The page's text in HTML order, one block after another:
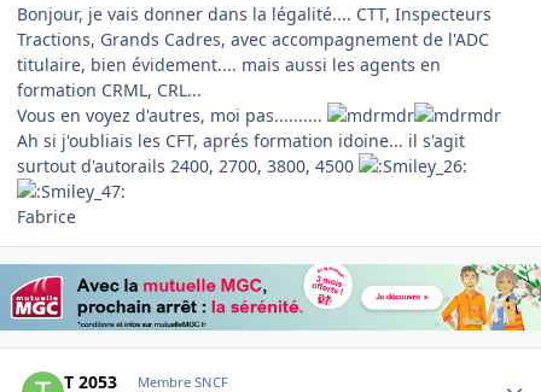
Bonjour, je vais donner dans la légalité.... CTT, Inspecteurs
Tractions, Grands Cadres, avec accompagnement de l'ADC
titulaire, bien évidement.... mais aussi les agents en
formation CRML, CRL...
Vous en voyez d'autres, moi pas..........
Ah si j'oubliais les CFT, aprés formation idoine... il s'agit
surtout d'autorails 2400, 2700, 3800, 4500
Fabrice
T 2053 Membre SNCF